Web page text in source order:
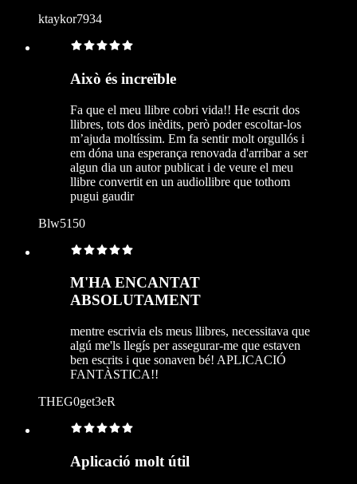
ktaykor7934
Això és increïble
Fa que el meu llibre cobri vida!! He escrit dos
llibres, tots dos inèdits, però poder escoltar-los
m’ajuda moltíssim. Em fa sentir molt orgullós i
em dóna una esperança renovada d'arribar a ser
algun dia un autor publicat i de veure el meu
llibre convertit en un audiollibre que tothom
pugui gaudir
Blw5150
M'HA ENCANTAT
ABSOLUTAMENT
mentre escrivia els meus llibres, necessitava que
algú me'ls llegís per assegurar-me que estaven
ben escrits i que sonaven bé! APLICACIÓ
FANTÀSTICA!!
THEG0get3eR
Aplicació molt útil